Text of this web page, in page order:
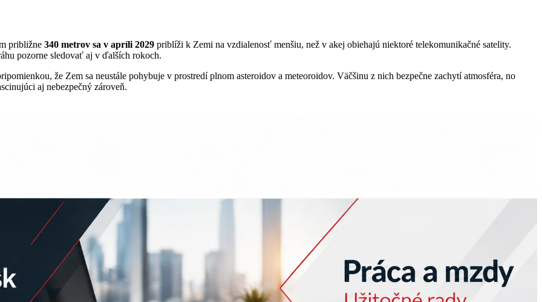
približne 340 metrov sa v apríli 2029 priblíži k Zemi na vzdialenosť menšiu, než v akej obiehajú niektoré telekomunikačné satelity.
pozorne sledovať aj v ďalších rokoch.
že Zem sa neustále pohybuje v prostredí plnom asteroidov a meteoroidov. Väčšinu z nich bezpečne zachytí atmosféra, no
aj nebezpečný zároveň.